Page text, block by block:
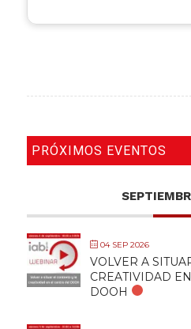
PRÓXIMOS EVENTOS
04 SEP 2026
VOLVER A
CREATIVIDAD
DOOH